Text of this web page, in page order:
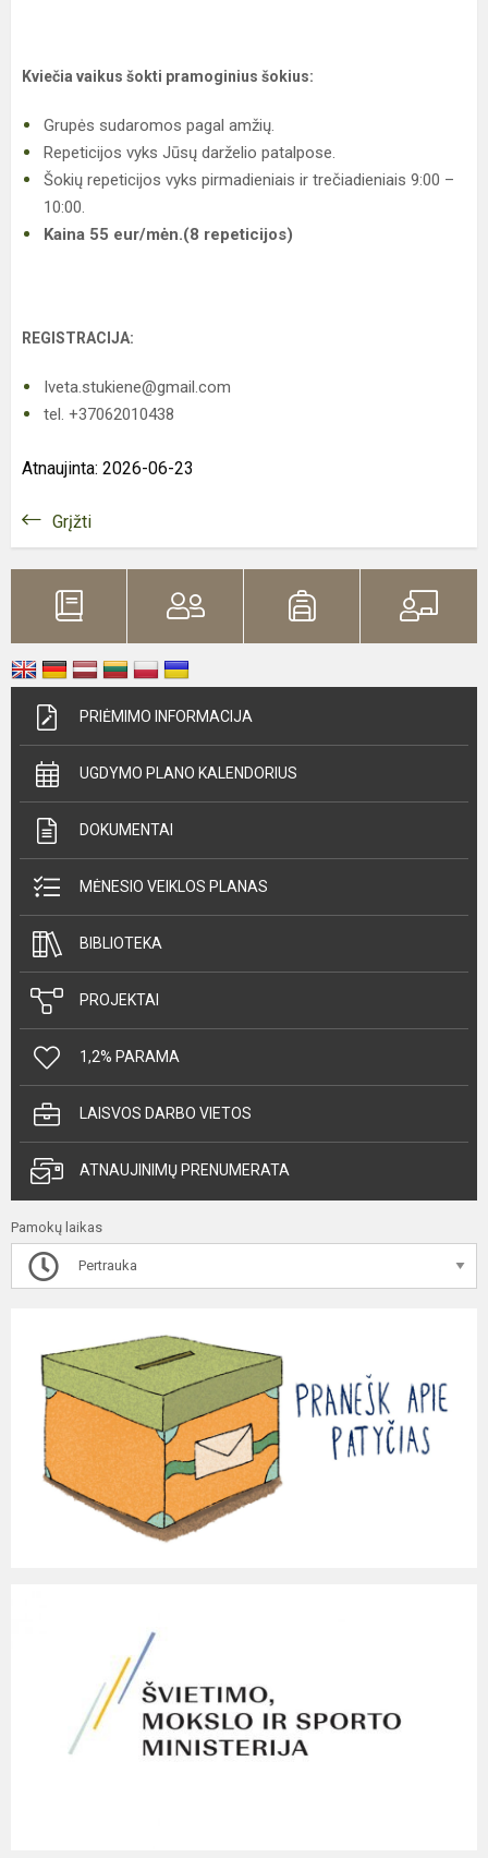
Kviečia vaikus šokti pramoginius šokius:
Grupės sudaromos pagal amžių.
Repeticijos vyks Jūsų darželio patalpose.
Šokių repeticijos vyks pirmadieniais ir trečiadieniais 9:00 –
10:00.
Kaina 55 eur/mėn.(8 repeticijos)
REGISTRACIJA:
Iveta.stukiene@gmail.com
tel. +37062010438
Atnaujinta: 2026-06-23
Grįžti
PRIĖMIMO INFORMACIJA
UGDYMO PLANO KALENDORIUS
DOKUMENTAI
MĖNESIO VEIKLOS PLANAS
BIBLIOTEKA
PROJEKTAI
1,2% PARAMA
LAISVOS DARBO VIETOS
ATNAUJINIMŲ PRENUMERATA
Pamokų laikas
Pertrauka